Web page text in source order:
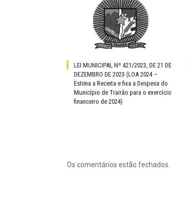
LEI MUNICIPAL Nº 421/2023, DE 21 DE
DEZEMBRO DE 2023 (LOA 2024 –
Estima a Receita e fixa a Despesa do
Município de Trairão para o exercício
financeiro de 2024)
Os comentários estão fechados.